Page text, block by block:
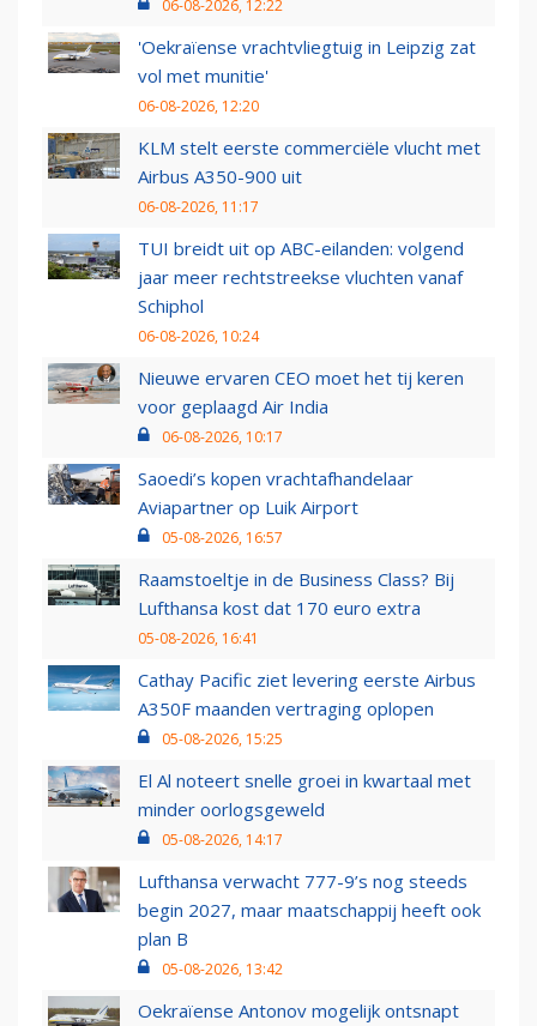
06-08-2026, 12:22
'Oekraïense vrachtvliegtuig in Leipzig zat
vol met munitie'
06-08-2026, 12:20
KLM stelt eerste commerciële vlucht met
Airbus A350-900 uit
06-08-2026, 11:17
TUI breidt uit op ABC-eilanden: volgend
jaar meer rechtstreekse vluchten vanaf
Schiphol
06-08-2026, 10:24
Nieuwe ervaren CEO moet het tij keren
voor geplaagd Air India
06-08-2026, 10:17
Saoedi’s kopen vrachtafhandelaar
Aviapartner op Luik Airport
05-08-2026, 16:57
Raamstoeltje in de Business Class? Bij
Lufthansa kost dat 170 euro extra
05-08-2026, 16:41
Cathay Pacific ziet levering eerste Airbus
A350F maanden vertraging oplopen
05-08-2026, 15:25
El Al noteert snelle groei in kwartaal met
minder oorlogsgeweld
05-08-2026, 14:17
Lufthansa verwacht 777-9’s nog steeds
begin 2027, maar maatschappij heeft ook
plan B
05-08-2026, 13:42
Oekraïense Antonov mogelijk ontsnapt